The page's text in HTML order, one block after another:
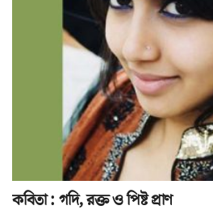
কবিতা : গদি, রক্ত ও পিষ্ট প্রাণ